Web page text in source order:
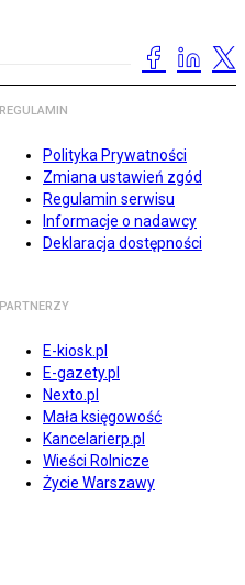
REGULAMIN
Polityka Prywatności
Zmiana ustawień zgód
Regulamin serwisu
Informacje o nadawcy
Deklaracja dostępności
PARTNERZY
E-kiosk.pl
E-gazety.pl
Nexto.pl
Mała księgowość
Kancelarierp.pl
Wieści Rolnicze
Życie Warszawy